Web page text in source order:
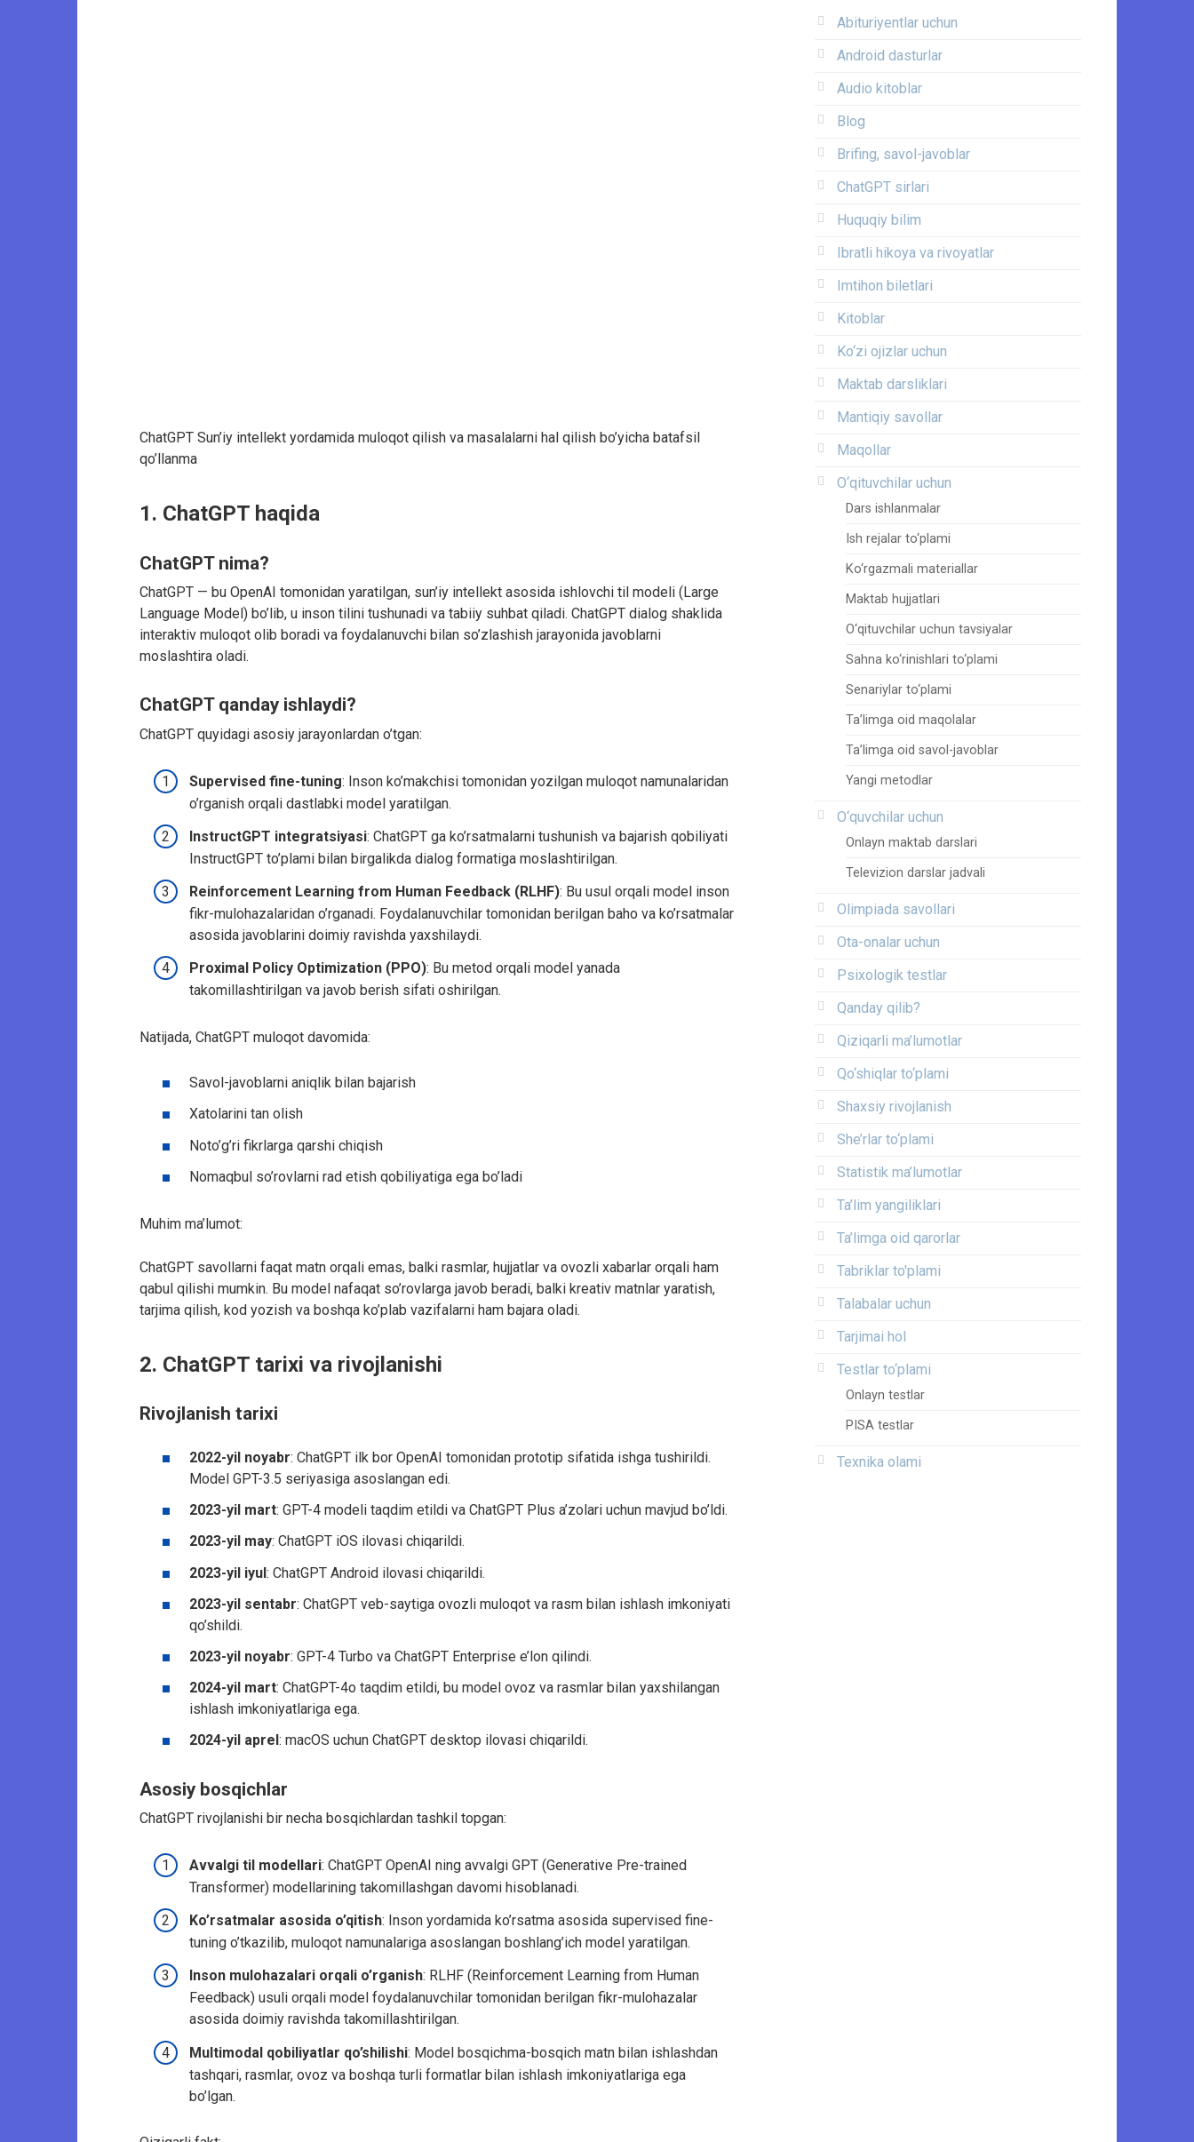
ChatGPT Sun’iy intellekt yordamida muloqot qilish va masalalarni hal qilish bo’yicha batafsil
qo’llanma
1. ChatGPT haqida
ChatGPT nima?
ChatGPT — bu OpenAI tomonidan yaratilgan, sun’iy intellekt asosida ishlovchi til modeli (Large
Language Model) bo’lib, u inson tilini tushunadi va tabiiy suhbat qiladi. ChatGPT dialog shaklida
interaktiv muloqot olib boradi va foydalanuvchi bilan so’zlashish jarayonida javoblarni
moslashtira oladi.
ChatGPT qanday ishlaydi?
ChatGPT quyidagi asosiy jarayonlardan o’tgan:
Supervised fine-tuning: Inson ko’makchisi tomonidan yozilgan muloqot namunalaridan
o’rganish orqali dastlabki model yaratilgan.
InstructGPT integratsiyasi: ChatGPT ga ko’rsatmalarni tushunish va bajarish qobiliyati
InstructGPT to’plami bilan birgalikda dialog formatiga moslashtirilgan.
Reinforcement Learning from Human Feedback (RLHF): Bu usul orqali model inson
fikr-mulohazalaridan o’rganadi. Foydalanuvchilar tomonidan berilgan baho va ko’rsatmalar
asosida javoblarini doimiy ravishda yaxshilaydi.
Proximal Policy Optimization (PPO): Bu metod orqali model yanada
takomillashtirilgan va javob berish sifati oshirilgan.
Natijada, ChatGPT muloqot davomida:
Savol-javoblarni aniqlik bilan bajarish
Xatolarini tan olish
Noto’g’ri fikrlarga qarshi chiqish
Nomaqbul so’rovlarni rad etish qobiliyatiga ega bo’ladi
Muhim ma’lumot:
ChatGPT savollarni faqat matn orqali emas, balki rasmlar, hujjatlar va ovozli xabarlar orqali ham
qabul qilishi mumkin. Bu model nafaqat so’rovlarga javob beradi, balki kreativ matnlar yaratish,
tarjima qilish, kod yozish va boshqa ko’plab vazifalarni ham bajara oladi.
2. ChatGPT tarixi va rivojlanishi
Rivojlanish tarixi
2022-yil noyabr: ChatGPT ilk bor OpenAI tomonidan prototip sifatida ishga tushirildi.
Model GPT-3.5 seriyasiga asoslangan edi.
2023-yil mart: GPT-4 modeli taqdim etildi va ChatGPT Plus a’zolari uchun mavjud bo’ldi.
2023-yil may: ChatGPT iOS ilovasi chiqarildi.
2023-yil iyul: ChatGPT Android ilovasi chiqarildi.
2023-yil sentabr: ChatGPT veb-saytiga ovozli muloqot va rasm bilan ishlash imkoniyati
qo’shildi.
2023-yil noyabr: GPT-4 Turbo va ChatGPT Enterprise e’lon qilindi.
2024-yil mart: ChatGPT-4o taqdim etildi, bu model ovoz va rasmlar bilan yaxshilangan
ishlash imkoniyatlariga ega.
2024-yil aprel : macOS uchun ChatGPT desktop ilovasi chiqarildi.
Asosiy bosqichlar
ChatGPT rivojlanishi bir necha bosqichlardan tashkil topgan:
Avvalgi til modellari: ChatGPT OpenAI ning avvalgi GPT (Generative Pre-trained
Transformer) modellarining takomillashgan davomi hisoblanadi.
Ko’rsatmalar asosida o’qitish: Inson yordamida ko’rsatma asosida supervised fine-
tuning o’tkazilib, muloqot namunalariga asoslangan boshlang’ich model yaratilgan.
Inson mulohazalari orqali o’rganish: RLHF (Reinforcement Learning from Human
Feedback) usuli orqali model foydalanuvchilar tomonidan berilgan fikr-mulohazalar
asosida doimiy ravishda takomillashtirilgan.
Multimodal qobiliyatlar qo’shilishi: Model bosqichma-bosqich matn bilan ishlashdan
tashqari, rasmlar, ovoz va boshqa turli formatlar bilan ishlash imkoniyatlariga ega
bo’lgan.
Abituriyentlar uchun
Android dasturlar
Audio kitoblar
Blog
Brifing, savol-javoblar
ChatGPT sirlari
Huquqiy bilim
Ibratli hikoya va rivoyatlar
Imtihon biletlari
Kitoblar
Ko‘zi ojizlar uchun
Maktab darsliklari
Mantiqiy savollar
Maqollar
O‘qituvchilar uchun
Dars ishlanmalar
Ish rejalar to‘plami
Ko‘rgazmali materiallar
Maktab hujjatlari
O‘qituvchilar uchun tavsiyalar
Sahna ko‘rinishlari to‘plami
Senariylar to‘plami
Ta’limga oid maqolalar
Ta’limga oid savol-javoblar
Yangi metodlar
O‘quvchilar uchun
Onlayn maktab darslari
Televizion darslar jadvali
Olimpiada savollari
Ota-onalar uchun
Psixologik testlar
Qanday qilib?
Qiziqarli ma’lumotlar
Qo‘shiqlar to‘plami
Shaxsiy rivojlanish
She’rlar to‘plami
Statistik ma’lumotlar
Ta’lim yangiliklari
Ta’limga oid qarorlar
Tabriklar to'plami
Talabalar uchun
Tarjimai hol
Testlar to‘plami
Onlayn testlar
PISA testlar
Texnika olami